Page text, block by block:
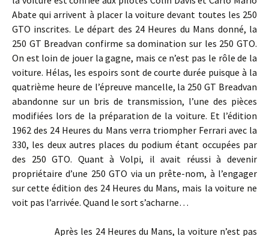
Abate qui arrivent à placer la voiture devant toutes les 250
GTO inscrites. Le départ des 24 Heures du Mans donné, la
250 GT Breadvan confirme sa domination sur les 250 GTO.
On est loin de jouer la gagne, mais ce n’est pas le rôle de la
voiture. Hélas, les espoirs sont de courte durée puisque à la
quatrième heure de l’épreuve mancelle, la 250 GT Breadvan
abandonne sur un bris de transmission, l’une des pièces
modifiées lors de la préparation de la voiture. Et l’édition
1962 des 24 Heures du Mans verra triompher Ferrari avec la
330, les deux autres places du podium étant occupées par
des 250 GTO. Quant à Volpi, il avait réussi à devenir
propriétaire d’une 250 GTO via un prête-nom, à l’engager
sur cette édition des 24 Heures du Mans, mais la voiture ne
voit pas l’arrivée. Quand le sort s’acharne…
Après les 24 Heures du Mans, la voiture n’est pas